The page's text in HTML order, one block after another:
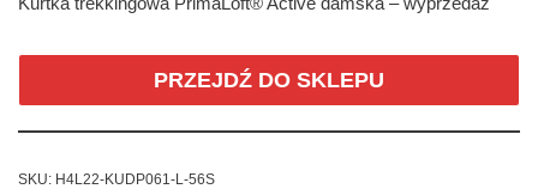
PRZEJDŹ DO SKLEPU
SKU: H4L22-KUDP061-L-56S